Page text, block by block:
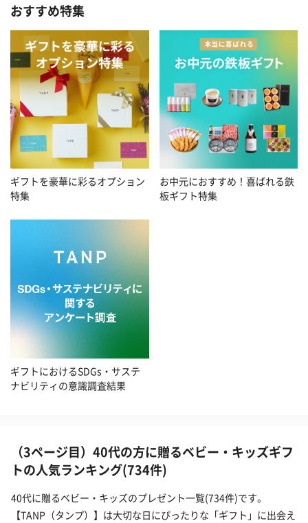
おすすめ特集
ギフトを豪華に彩るオプション
特集
お中元におすすめ！喜ばれる鉄
板ギフト特集
ギフトにおけるSDGs・サステ
ナビリティの意識調査結果
（3ページ目）40代の方に贈るベビー・キッズギフ
トの人気ランキング(734件)
40代に贈るベビー・キッズのプレゼント一覧(734件)です。
【TANP（タンプ）】は大切な日にぴったりな「ギフト」に出会え